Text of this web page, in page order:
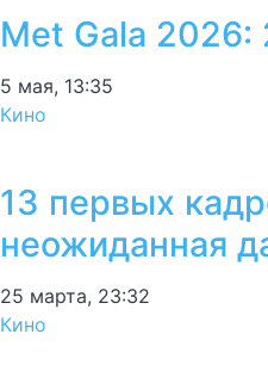
Met Gala 2026:
5 мая, 13:35
Кино
13 первых
неожиданная
25 марта, 23:32
Кино